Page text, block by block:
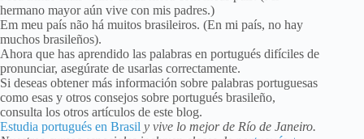
hermano mayor aún vive con mis padres.)
Em meu país não há muitos brasileiros. (En mi país, no hay
muchos brasileños).
Ahora que has aprendido las palabras en portugués difíciles de
pronunciar, asegúrate de usarlas correctamente.
Si deseas obtener más información sobre palabras portuguesas
como esas y otros consejos sobre portugués brasileño,
consulta los otros artículos de este blog.
Estudia portugués en Brasil y vive lo mejor de Río de Janeiro.